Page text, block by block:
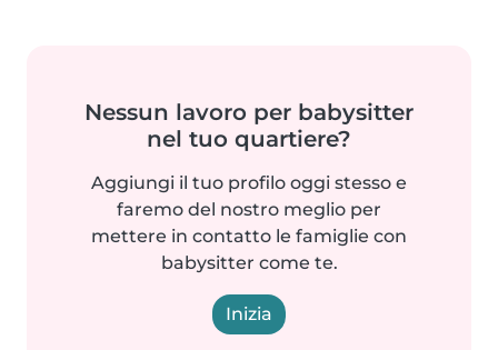
Nessun lavoro per babysitter
nel tuo quartiere?
Aggiungi il tuo profilo oggi stesso e
faremo del nostro meglio per
mettere in contatto le famiglie con
babysitter come te.
Inizia